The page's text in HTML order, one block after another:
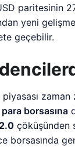
paritesinin
yeni
geçebilir.
zaman
borsasına
çöküşünden
borsasında